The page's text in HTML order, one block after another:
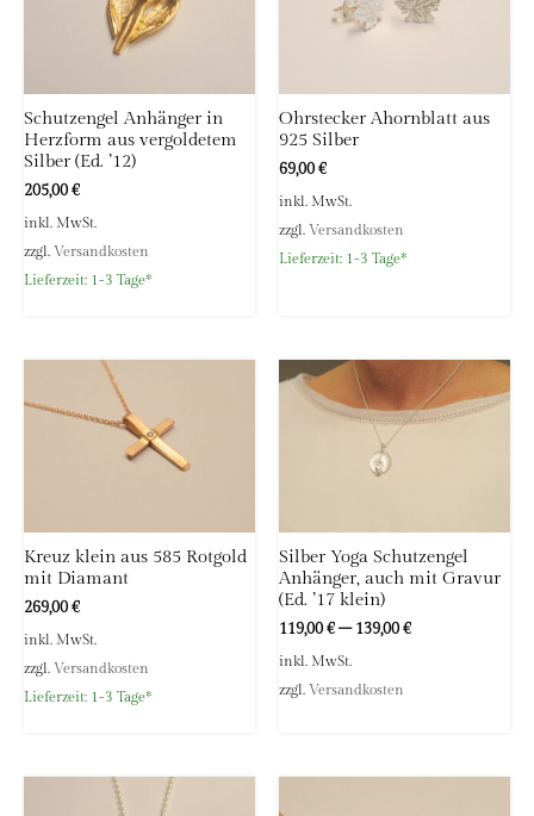
Schutzengel Anhänger in
Herzform aus vergoldetem
Silber (Ed. ’12)
205,00€
inkl. MwSt.
zzgl. Versandkosten
Lieferzeit: 1-3 Tage*
Ohrstecker Ahornblatt aus
925 Silber
69,00€
inkl. MwSt.
zzgl. Versandkosten
Lieferzeit: 1-3 Tage*
Kreuz klein aus 585 Rotgold
mit Diamant
269,00€
inkl. MwSt.
zzgl. Versandkosten
Lieferzeit: 1-3 Tage*
Silber Yoga Schutzengel
Anhänger, auch mit Gravur
(Ed. ’17 klein)
119,00€–139,00€
inkl. MwSt.
zzgl. Versandkosten